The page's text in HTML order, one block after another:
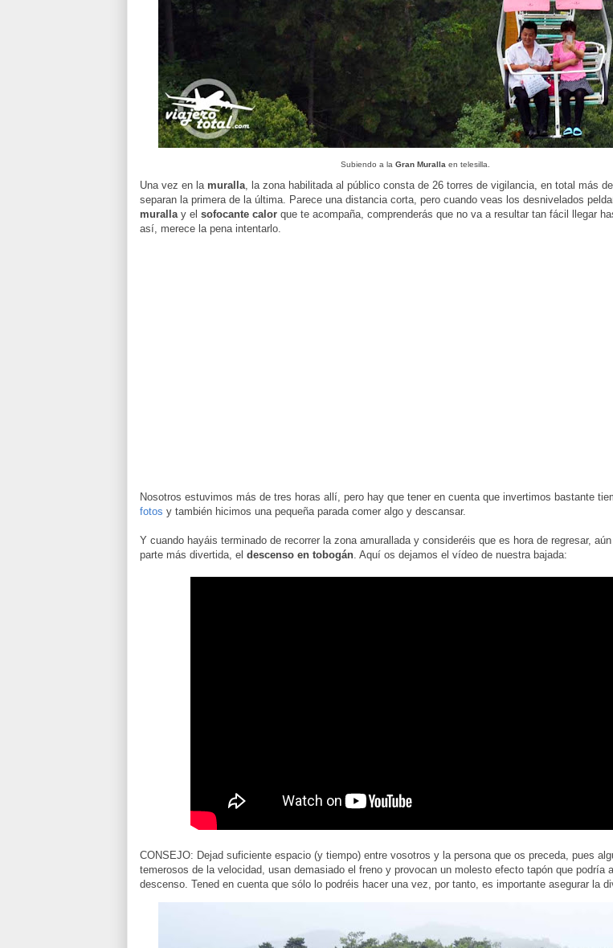
Subiendo a la Gran Muralla en telesilla.
Una vez en la muralla, la zona habilitada al público consta de 26 torres de vigilancia, en total más
separan la primera de la última. Parece una distancia corta, pero cuando veas los desnivelados
murallay el sofocante calor que te acompaña, comprenderás que no va a resultar tan fácil llegar
así, merece la pena intentarlo.
Nosotros estuvimos más de tres horas allí, pero hay que tener en cuenta que invertimos bastante
fotos y también hicimos una pequeña parada comer algo y descansar.
Y cuando hayáis terminado de recorrer la zona amurallada y consideréis que es hora de regresar,
parte más divertida, el descenso en tobogán. Aquí os dejamos el vídeo de nuestra bajada:
CONSEJO: Dejad suficiente espacio (y tiempo) entre vosotros y la persona que os preceda, pues
temerosos de la velocidad, usan demasiado el freno y provocan un molesto efecto tapón que podría
descenso. Tened en cuenta que sólo lo podréis hacer una vez, por tanto, es importante asegurar la